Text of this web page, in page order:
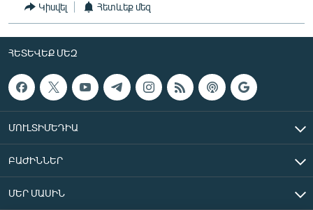
Կիսվել Հետևեք մեզ
ՀԵՏԵՎԵՔ ՄԵԶ
ՄՈՒԼՏԻՄԵԴԻԱ
ԲԱԺԻՆՆԵՐ
ՄԵՐ ՄԱՍԻՆ